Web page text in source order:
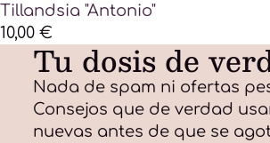
Tillandsia "Antonio"
10,00 €
Tu dosis de
Nada de spam ni ofertas
Consejos que de verdad
nuevas antes de que se